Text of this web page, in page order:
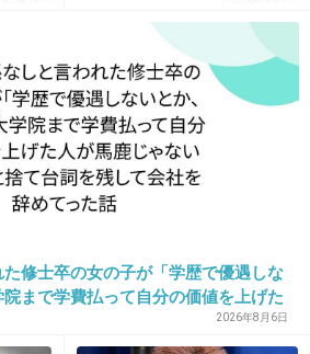
も遅い、もしくは出さずに曲
う奴は。
+213 -17
修士卒の女の子が「学歴で優遇しな
まで学費払って自分の価値を上げた
か」と捨て台詞を残し会社を辞めてっ
2026年8月6日